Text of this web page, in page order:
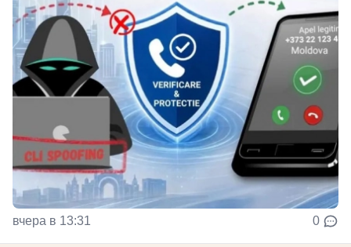
вчера в 13:31 0